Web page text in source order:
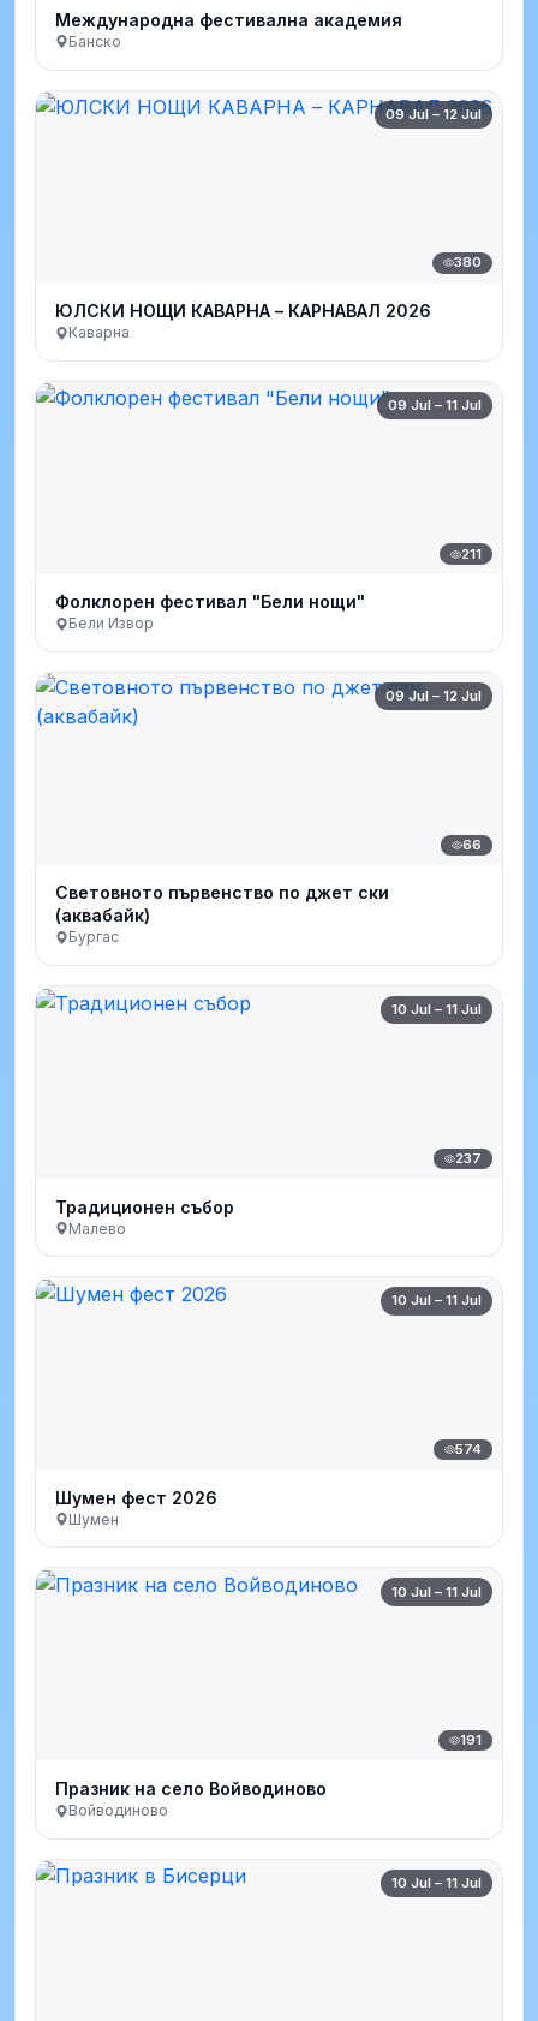
Международна фестивална академия
Банско
09 Jul – 12 Jul
380
ЮЛСКИ НОЩИ КАВАРНА – КАРНАВАЛ 2026
Каварна
09 Jul – 11 Jul
211
Фолклорен фестивал "Бели нощи"
Бели Извор
09 Jul – 12 Jul
66
Световното първенство по джет ски
(аквабайк)
Бургас
10 Jul – 11 Jul
237
Традиционен събор
Малево
10 Jul – 11 Jul
574
Шумен фест 2026
Шумен
10 Jul – 11 Jul
191
Празник на село Войводиново
Войводиново
10 Jul – 11 Jul